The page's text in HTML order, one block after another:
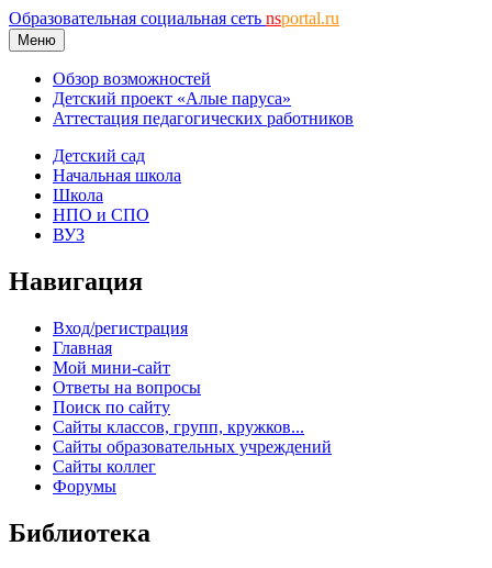
Образовательная социальная сеть nsportal.ru
Меню
Обзор возможностей
Детский проект «Алые паруса»
Аттестация педагогических работников
Детский сад
Начальная школа
Школа
НПО и СПО
ВУЗ
Навигация
Вход/регистрация
Главная
Мой мини-сайт
Ответы на вопросы
Поиск по сайту
Сайты классов, групп, кружков...
Сайты образовательных учреждений
Сайты коллег
Форумы
Библиотека